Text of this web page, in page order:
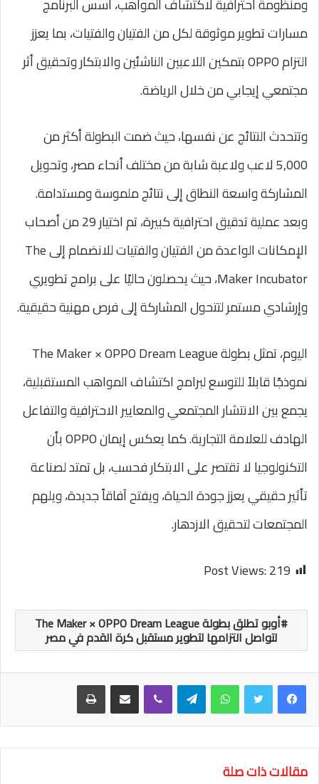
مسارات تطوير موثوقة لكل من الفتيان والفتيات، بما يعزز
التزام OPPO بتمكين اللاعبين الناشئين والابتكار وتحقيق أثر
مجتمعي إيجابي من خلال الرياضة.
وتتحدث النتائج عن نفسها، حيث ضمت البطولة أكثر من
5,000 لاعب ولاعبة شابة من مختلف أنحاء مصر، وتحويل
المشاركة واسعة النطاق إلى نتائج ملموسة ومستدامة.
وبعد عملية تدقيق احترافية كبيرة، تم اختيار 29 من أصحاب
الإمكانات الواعدة من الفتيان والفتيات للانضمام إلى The
Maker Incubator، حيث يحصلون حاليًا على برامج تطويري
وإرشادي مستمر لتتحول المشاركة إلى فرص مهنية حقيقية.
اليوم، تمثل بطولة The Maker × OPPO Dream League
نموذجًا قابلاً للتوسع لبرامج اكتشاف المواهب المستقبلية،
يجمع بين الانتشار المجتمعي والمعايير الاحترافية والتفاعل
الهادف للعلامة التجارية. كما يعكس إيمان OPPO بأن
التكنولوجيا لا تقتصر على الابتكار فحسب، بل تمتد لصناعة
تأثير حقيقي يعزز جودة الحياة، ويفتح آفاقاً جديدة، ويلهم
المجتمعات لتحقيق الازدهار.
Post Views:219
أوبو تطلق بطولة The Maker × OPPO Dream League
لتواصل التزامها لتطوير مستقبل كرة القدم في مصر
واتساب تيلقرام
مقالات ذات صلة